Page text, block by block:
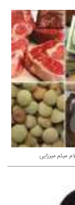
میثم میرزایی